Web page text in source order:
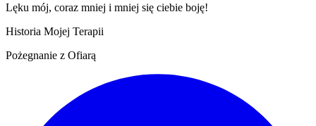
Lęku mój, coraz mniej i mniej się ciebie boję!
Historia Mojej Terapii
Pożegnanie z Ofiarą